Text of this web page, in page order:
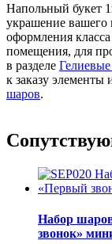
Напольный букет
украшение вашего
оформления
помещения, для
в разделе
к заказу элементы
шаров.
Набор
звонок»